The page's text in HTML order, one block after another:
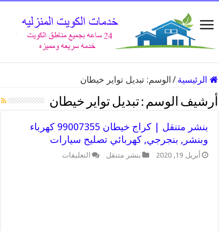
الرئيسية / الوسم:تبديل تواير خيطان
أرشيف الوسم :تبديل تواير خيطان
بنشر متنقل | كراج خيطان 99007355 كهرباء
وبنشر, بنجرجي, كهربائي تصليح سيارات
أبريل 19, 2020 بنشر متنقل التعليقات